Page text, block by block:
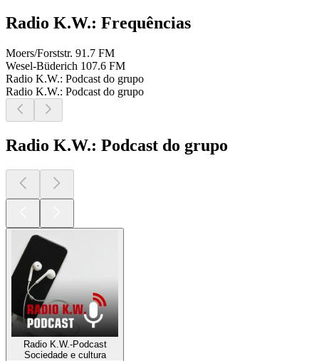
Radio K.W.: Frequências
Moers/Forststr. 91.7 FM
Wesel-Büderich 107.6 FM
Radio K.W.: Podcast do grupo
Radio K.W.: Podcast do grupo
Radio K.W.: Podcast do grupo
Radio K.W.-Podcast
Sociedade e cultura